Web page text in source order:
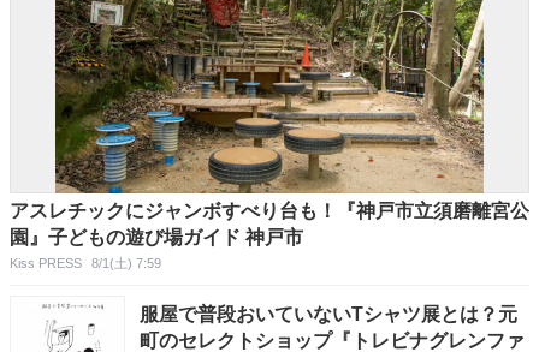
アスレチックにジャンボすべり台も！『神戸市立須磨離宮公
園』子どもの遊び場ガイド 神戸市
Kiss PRESS 8/1(土) 7:59
服屋で普段おいていないTシャツ展とは？元
町のセレクトショップ『トレビナグレンファ